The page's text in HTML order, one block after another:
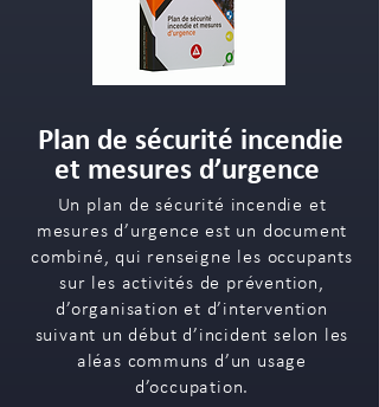
Plan de sécurité incendie
et mesures d’urgence
Un plan de sécurité incendie et
mesures d’urgence est un document
combiné, qui renseigne les occupants
sur les activités de prévention,
d’organisation et d’intervention
suivant un début d’incident selon les
aléas communs d’un usage
d’occupation.